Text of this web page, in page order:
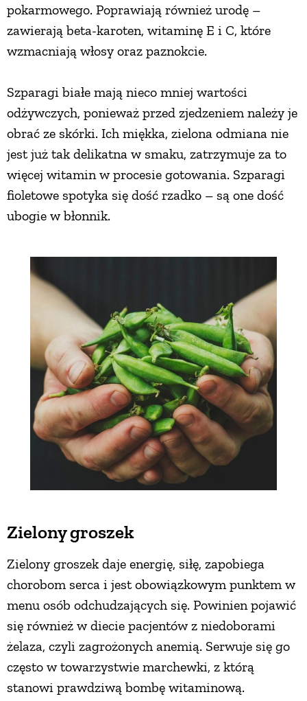
pokarmowego. Poprawiają również urodę –
zawierają beta-karoten, witaminę E i C, które
wzmacniają włosy oraz paznokcie.
Szparagi białe mają nieco mniej wartości
odżywczych, ponieważ przed zjedzeniem należy je
obrać ze skórki. Ich miękka, zielona odmiana nie
jest już tak delikatna w smaku, zatrzymuje za to
więcej witamin w procesie gotowania. Szparagi
fioletowe spotyka się dość rzadko – są one dość
ubogie w błonnik.
Zielony groszek
Zielony groszek daje energię, siłę, zapobiega
chorobom serca i jest obowiązkowym punktem w
menu osób odchudzających się. Powinien pojawić
się również w diecie pacjentów z niedoborami
żelaza, czyli zagrożonych anemią. Serwuje się go
często w towarzystwie marchewki, z którą
stanowi prawdziwą bombę witaminową.